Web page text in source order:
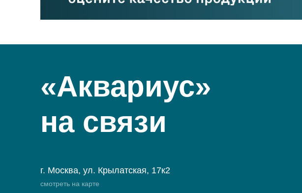
«Аквариус»
на связи
г. Москва, ул. Крылатская, 17к2
смотреть на карте